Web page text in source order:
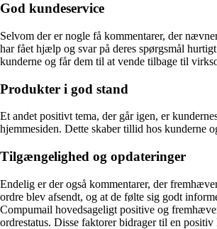
God kundeservice
Selvom der er nogle få kommentarer, der
har fået hjælp og svar på deres spørgsmål
kunderne og får dem til at vende tilbage til
Produkter i god stand
Et andet positivt tema, der går igen, er
hjemmesiden. Dette skaber tillid hos kunderne
Tilgængelighed og opdateringer
Endelig er der også kommentarer, der
ordre blev afsendt, og at de følte sig godt
Compumail hovedsageligt positive og
ordrestatus. Disse faktorer bidrager til en